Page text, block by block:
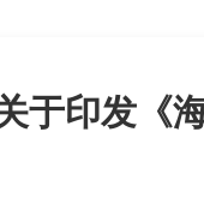
于印发《